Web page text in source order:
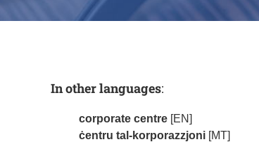
In other languages:
corporate centre [EN]
ċentru tal-korporazzjoni [MT]